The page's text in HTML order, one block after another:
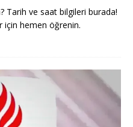
Tarih ve saat bilgileri burada!
için hemen öğrenin.